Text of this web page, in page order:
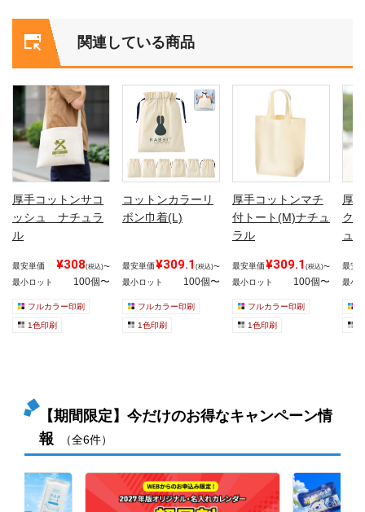
関連している商品
厚手コットンサコ
ッシュ ナチュラ
ル
最安単価 ¥308(税込)〜
最小ロット 100個〜
フルカラー印刷
1色印刷
コットンカラーリ
ボン巾着(L)
最安単価¥309.1 (税込)〜
最小ロット 100個〜
フルカラー印刷
1色印刷
厚手コットンマチ
付トート(M)ナチュ
ラル
最安単価¥309.1 (税込)〜
最小ロット 100個〜
フルカラー印刷
1色印刷
厚
ク
ュ
最安
最小
【期間限定】今だけのお得なキャンペーン情
報
（全6件）